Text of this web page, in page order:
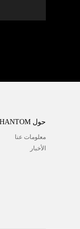
حول PHANTOM
معلومات عنا
الأخبار